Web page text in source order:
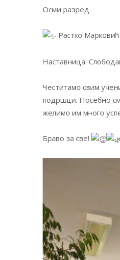
Осми разред
Растко
Наставница:
Честитамо свим
подршци. Посебно
желимо им много
Браво за све!